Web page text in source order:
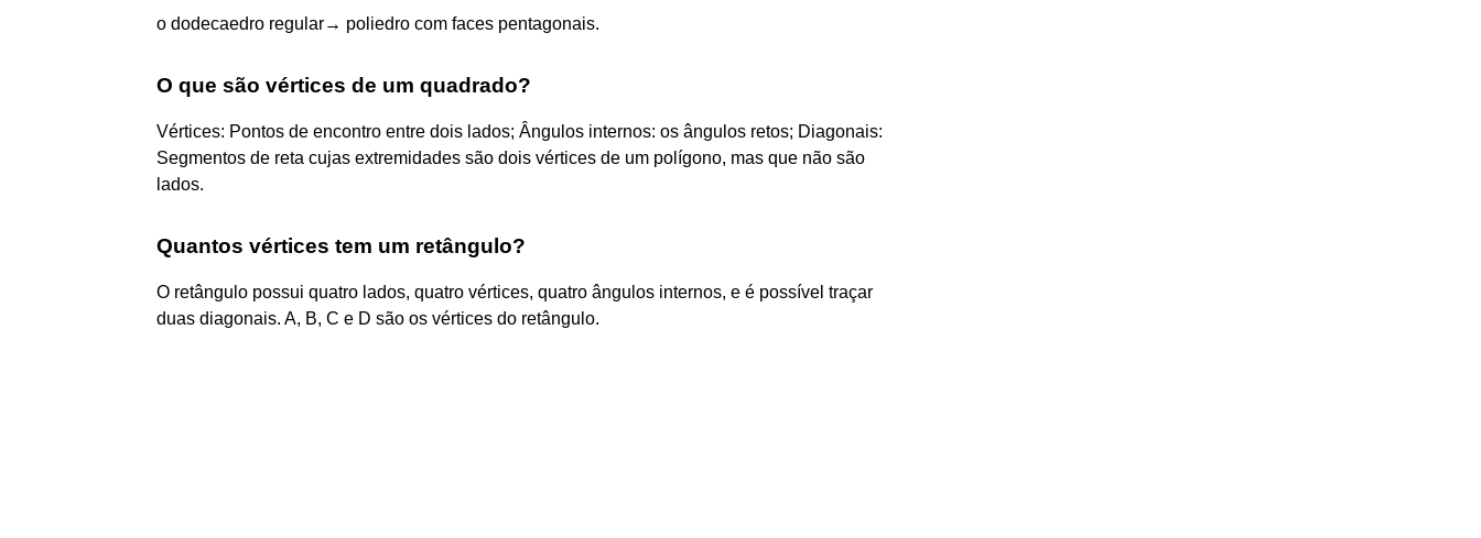
o dodecaedro regular→ poliedro com faces pentagonais.
O que são vértices de um quadrado?
Vértices: Pontos de encontro entre dois lados; Ângulos internos: os ângulos retos; Diagonais:
Segmentos de reta cujas extremidades são dois vértices de um polígono, mas que não são
lados.
Quantos vértices tem um retângulo?
O retângulo possui quatro lados, quatro vértices, quatro ângulos internos, e é possível traçar
duas diagonais. A, B, C e D são os vértices do retângulo.